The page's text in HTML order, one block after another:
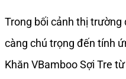
Cao
Cấp
34x80cm
Trong bối cảnh thị
càng chú trọng đến tính
Khăn VBamboo Sợi Tre